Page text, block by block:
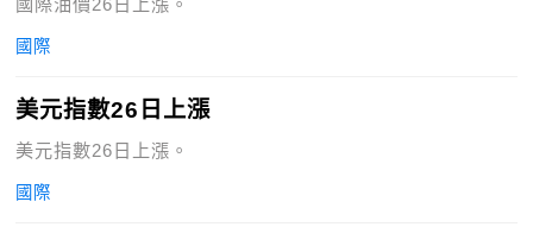
國際油價26日上漲。
國際
美元指數26日上漲
美元指數26日上漲。
國際